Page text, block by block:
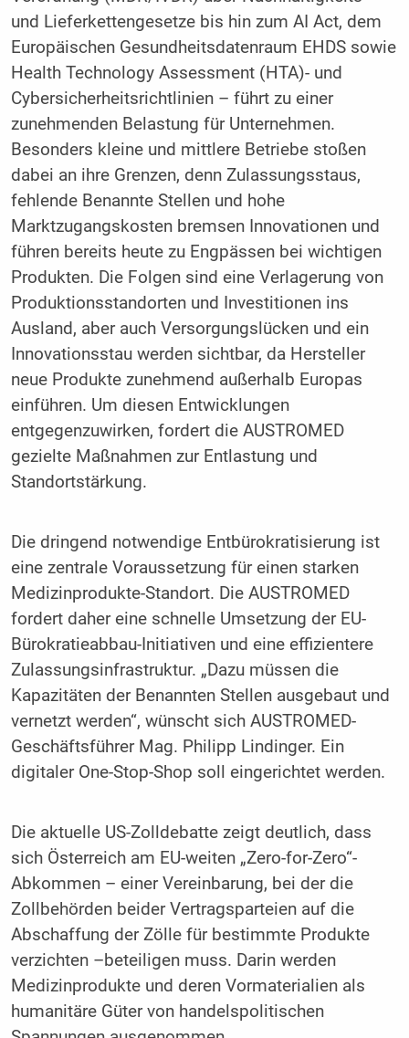
und Lieferkettengesetze bis hin zum AI Act, dem
Europäischen Gesundheitsdatenraum EHDS sowie
Health Technology Assessment (HTA)- und
Cybersicherheitsrichtlinien – führt zu einer
zunehmenden Belastung für Unternehmen.
Besonders kleine und mittlere Betriebe stoßen
dabei an ihre Grenzen, denn Zulassungsstaus,
fehlende Benannte Stellen und hohe
Marktzugangskosten bremsen Innovationen und
führen bereits heute zu Engpässen bei wichtigen
Produkten. Die Folgen sind eine Verlagerung von
Produktionsstandorten und Investitionen ins
Ausland, aber auch Versorgungslücken und ein
Innovationsstau werden sichtbar, da Hersteller
neue Produkte zunehmend außerhalb Europas
einführen. Um diesen Entwicklungen
entgegenzuwirken, fordert die AUSTROMED
gezielte Maßnahmen zur Entlastung und
Standortstärkung.
Die dringend notwendige Entbürokratisierung ist
eine zentrale Voraussetzung für einen starken
Medizinprodukte-Standort. Die AUSTROMED
fordert daher eine schnelle Umsetzung der EU-
Bürokratieabbau-Initiativen und eine effizientere
Zulassungsinfrastruktur. „Dazu müssen die
Kapazitäten der Benannten Stellen ausgebaut und
vernetzt werden“, wünscht sich AUSTROMED-
Geschäftsführer Mag. Philipp Lindinger. Ein
digitaler One-Stop-Shop soll eingerichtet werden.
Die aktuelle US-Zolldebatte zeigt deutlich, dass
sich Österreich am EU-weiten „Zero-for-Zero“-
Abkommen – einer Vereinbarung, bei der die
Zollbehörden beider Vertragsparteien auf die
Abschaffung der Zölle für bestimmte Produkte
verzichten –beteiligen muss. Darin werden
Medizinprodukte und deren Vormaterialien als
humanitäre Güter von handelspolitischen